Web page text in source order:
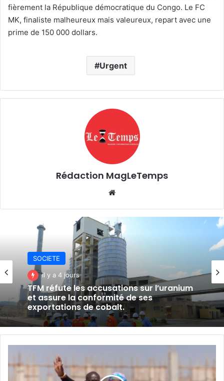
fièrement la République démocratique du Congo. Le FC
MK, finaliste malheureux mais valeureux, repart avec une
prime de 150 000 dollars.
Urgent
Rédaction MagLeTemps
SOCIETE
il y a 4 jours
TFM réfute les accusations sur l’uranium
et assure la conformité de ses
exportations de cobalt.
INFRASTRUCTURES